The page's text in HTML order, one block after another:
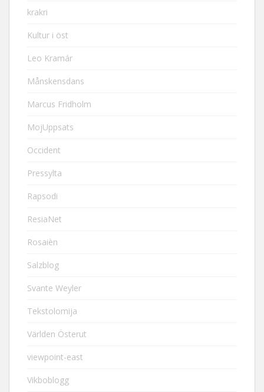
krakri
Kultur i öst
Leo Kramár
Månskensdans
Marcus Fridholm
MojUppsats
Occident
Pressylta
Rapsodi
ResiaNet
Rosaièn
Salzblog
Svante Weyler
Tekstolomija
Världen Österut
viewpoint-east
Vikboblogg